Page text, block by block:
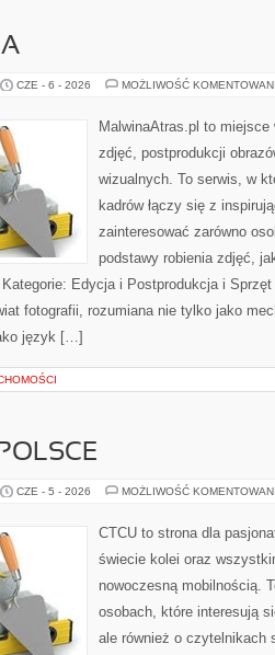
CZE - 6 - 2026 MOŻLIWOŚĆ
MalwinaAtras.pl to
zdjęć, postprodukcji
wizualnych. To serwis, w
kadrów łączy się z
zainteresować zarówno
podstawy robienia zdjęć,
Edycja i Postprodukcja i Sprzęt
fotografii, rozumiana nie tylko jako
język […]
CZE - 5 - 2026 MOŻLIWOŚĆ
CTCU to strona dla
świecie kolei oraz
nowoczesną mobilnością.
osobach, które interesują
ale również o czytelnikach